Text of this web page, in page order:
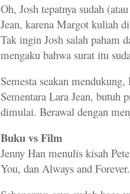
Oh, Josh tepatnya sudah
Jean, karena Margot kuliah
Tak ingin Josh salah paham
mengaku bahwa surat itu
Semesta seakan
Sementara Lara Jean, butuh
dimulai. Berawal dengan
Buku vs Film
Jenny Han menulis kisah
You, dan Always and Forever.